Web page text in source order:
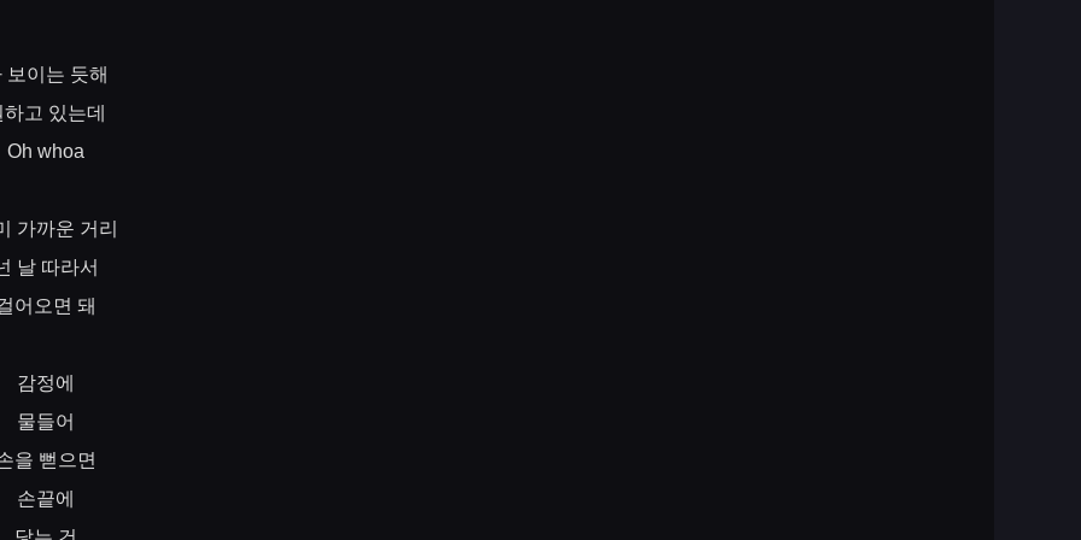
보이는 듯해
하고 있는데
Oh whoa
가까운 거리
날 따라서
어오면 돼
감정에
물들어
을 뻗으면
손끝에